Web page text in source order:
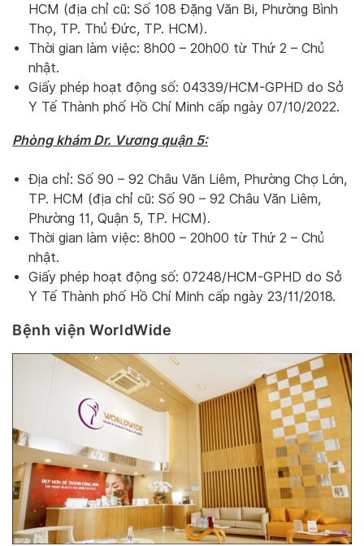
HCM (địa chỉ cũ: Số 108 Đặng Văn Bi, Phường Bình
Thọ, TP. Thủ Đức, TP. HCM).
Thời gian làm việc: 8h00 – 20h00 từ Thứ 2 – Chủ
nhật.
Giấy phép hoạt động số: 04339/HCM-GPHD do Sở
Y Tế Thành phố Hồ Chí Minh cấp ngày 07/10/2022.
Phòng khám Dr. Vương quận 5:
Địa chỉ: Số 90 – 92 Châu Văn Liêm, Phường Chợ Lớn,
TP. HCM (địa chỉ cũ: Số 90 – 92 Châu Văn Liêm,
Phường 11, Quận 5, TP. HCM).
Thời gian làm việc: 8h00 – 20h00 từ Thứ 2 – Chủ
nhật.
Giấy phép hoạt động số: 07248/HCM-GPHD do Sở
Y Tế Thành phố Hồ Chí Minh cấp ngày 23/11/2018.
Bệnh viện WorldWide